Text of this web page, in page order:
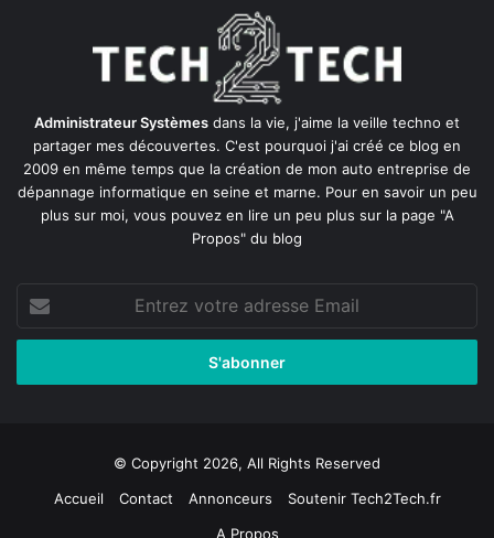
Administrateur Systèmes dans la vie, j'aime la veille techno et
partager mes découvertes. C'est pourquoi j'ai créé ce blog en
2009 en même temps que la création de mon auto entreprise de
dépannage informatique en seine et marne. Pour en savoir un peu
plus sur moi, vous pouvez en lire un peu plus sur la page "A
Propos" du blog
votre
adresse
© Copyright 2026, All Rights Reserved
Accueil
Contact Annonceurs
Soutenir Tech2Tech.fr
A Propos